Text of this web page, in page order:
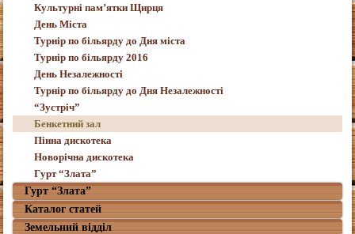
Культурні пам’ятки Щирця
День Міста
Турнір по більярду до Дня міста
Турнір по більярду 2016
День Незалежності
Турнір по більярду до Дня Незалежності
“Зустріч”
Бенкетний зал
Пінна дискотека
Новорічна дискотека
Гурт “Злата”
Гурт “Злата”
Каталог статей
Земельний відділ